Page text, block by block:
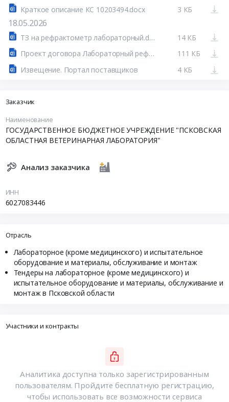
Краткое описание КС 10203494.docx
3 КБ
18.05.2026
ТЗ на рефрактометр лабораторный.docx
14 КБ
Проект договора Лабораторный рефрактометр ТАГЛЕР ИРФ-Компакт с подсветкой.doc
111 КБ
Извещение. Портал поставщиков
4 КБ
Заказчик
Наименование
ГОСУДАРСТВЕННОЕ БЮДЖЕТНОЕ УЧРЕЖДЕНИЕ "ПСКОВСКАЯ
ОБЛАСТНАЯ ВЕТЕРИНАРНАЯ ЛАБОРАТОРИЯ"
Анализ заказчика
ИНН
6027083446
Отрасль
Лабораторное (кроме медицинского) и испытательное
оборудование и материалы, обслуживание и монтаж
Тендеры на лабораторное (кроме медицинского) и
испытательное оборудование и материалы, обслуживание и
монтаж в Псковской области
Участники и контракты
Аналитика доступна только зарегистрированным
пользователям. Пройдите бесплатную регистрацию,
чтобы использовать все возможности сервиса